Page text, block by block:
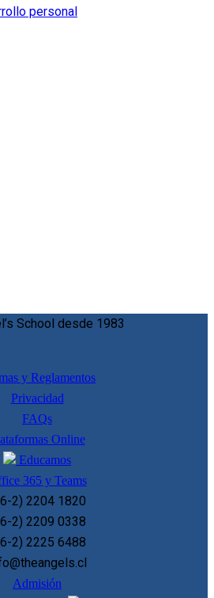
personal
School desde 1983
y Reglamentos
Privacidad
FAQs
Online
Educamos
365 y Teams
2) 2204 1820
2) 2209 0338
2) 2225 6488
Admisión